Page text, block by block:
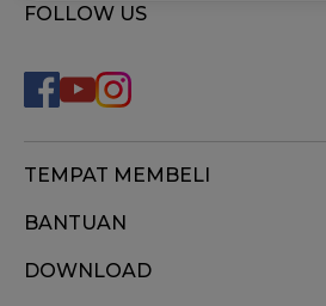
FOLLOW US
TEMPAT MEMBELI
BANTUAN
DOWNLOAD